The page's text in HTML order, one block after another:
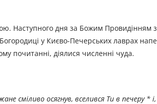
Наступного дня за Божим Провидінням
у Києво-Печерських лаврах
почитанні, діялися численні чуда.
сміливо осягнув, вселився Ти в печеру * і,